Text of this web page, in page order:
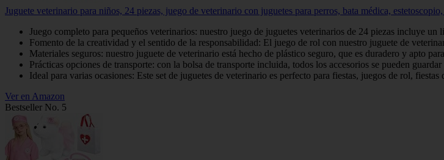
Juguete veterinario para niños, 24 piezas, juego de veterinario con juguetes para perros, bata médica,
Juego completo para pequeños veterinarios: nuestro juego de juguetes veterinarios de 24 piezas incluye
Fomento de la creatividad y el sentido de la responsabilidad: El juego de rol con nuestro juguete de
Materiales seguros: nuestro juguete de veterinario está hecho de plástico seguro, que es duradero y apto
Prácticas opciones de transporte: con la bolsa de transporte incluida, todos los accesorios se pueden
Ideal para varias ocasiones: Este set de juguetes de veterinario es perfecto para fiestas, juegos de rol,
Ver en Amazon
Bestseller No. 5